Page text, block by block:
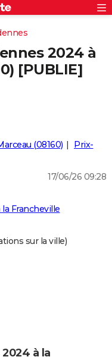
2024 à
[PUBLIE]
(08160)
Prix-
17/06/26 09:28
Francheville
sur la ville)
à la